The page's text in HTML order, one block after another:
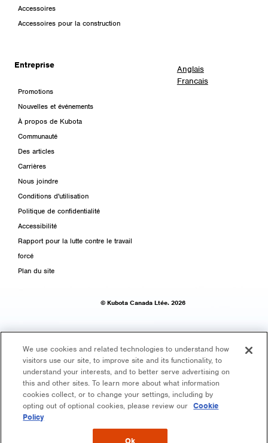
© Kubota Canada Ltée. 2026
Accessoires
Accessoires pour la construction
Entreprise
Promotions
Nouvelles et événements
À propos de Kubota
Communauté
Des articles
Carrières
Nous joindre
Conditions d'utilisation
Politique de confidentialité
Accessibilité
Rapport pour la lutte contre le travail
forcé
Plan du site
Anglais
Francais
We use cookies and related technologies to understand how
visitors use our site, to improve site and its functionality, to
understand your interests, and to better serve advertising on
this and other sites. To learn more about what information
cookies collect, or to change your settings, including by
opting out of optional cookies, please review our Cookie
Policy
Ok